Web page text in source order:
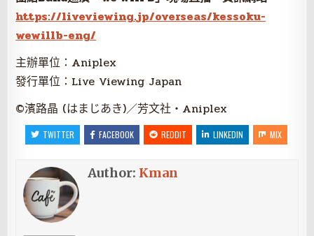
https://liveviewing.jp/overseas/kessoku-
wewillb-eng/
主辦單位：Aniplex
發行單位：Live Viewing Japan
©濱路晶 (はまじあき)／芳文社・Aniplex
TWITTER FACEBOOK REDDIT LINKEDIN MIX
Author: Kman